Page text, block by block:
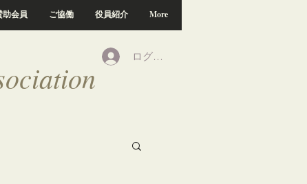
助会員 ご協働 役員紹介 More
ログイン